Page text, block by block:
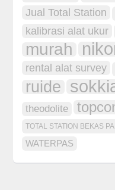
Jual Total Station
kalibrasi alat ukur
murah
rental alat survey
ruide
theodolite
TOTAL STATION BEKAS
WATERPAS